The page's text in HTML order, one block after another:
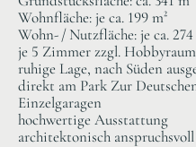
Wohnfläche: je ca. 199 m²
Wohn- / Nutzfläche: je ca. 274
je 5 Zimmer zzgl.
ruhige Lage, nach Süden
direkt am Park Zur
Einzelgaragen
hochwertige Ausstattung
architektonisch anspruchsvoll